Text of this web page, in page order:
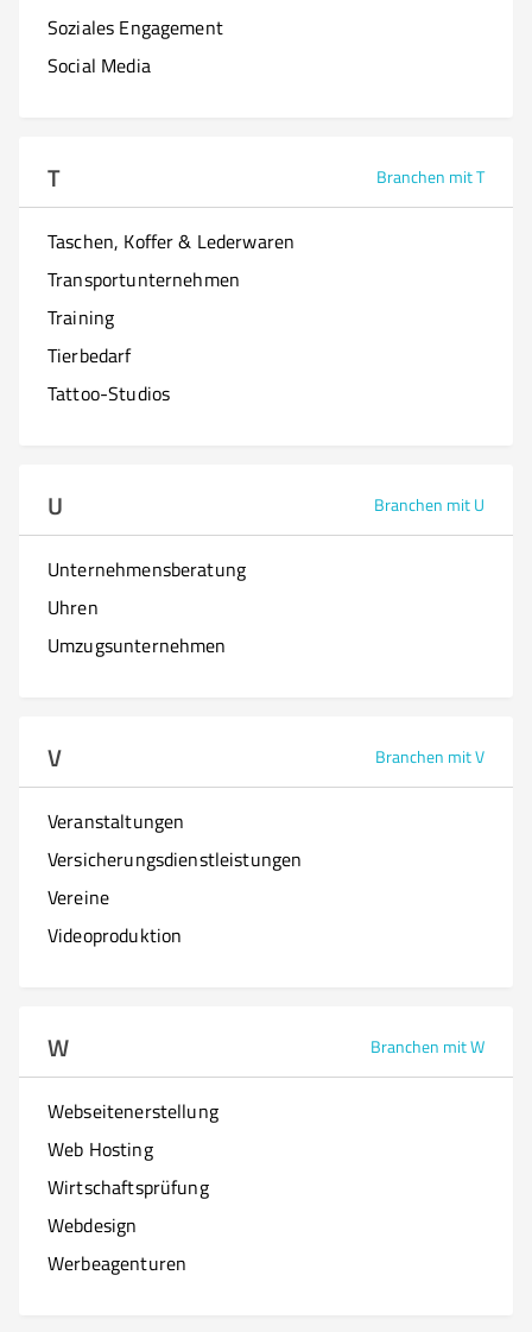
Soziales Engagement
Social Media
T Branchen mit T
Taschen, Koffer & Lederwaren
Transportunternehmen
Training
Tierbedarf
Tattoo-Studios
U Branchen mit U
Unternehmensberatung
Uhren
Umzugsunternehmen
V Branchen mit V
Veranstaltungen
Versicherungsdienstleistungen
Vereine
Videoproduktion
W Branchen mit W
Webseitenerstellung
Web Hosting
Wirtschaftsprüfung
Webdesign
Werbeagenturen